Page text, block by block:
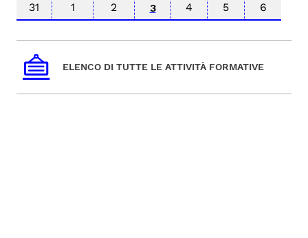
31
1 2 3 4 5 6
ELENCO DI TUTTE LE ATTIVITÀ FORMATIVE